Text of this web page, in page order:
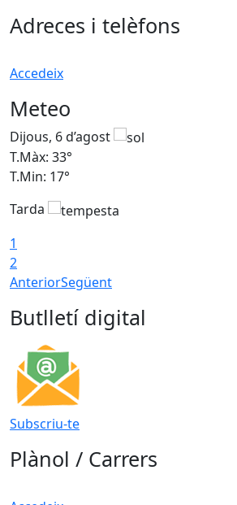
Adreces i telèfons
Accedeix
Meteo
Dijous, 6 d’agost
T.Màx: 33°
T.Min: 17°
Tarda
1
2
AnteriorSegüent
Butlletí digital
Subscriu-te
Plànol / Carrers